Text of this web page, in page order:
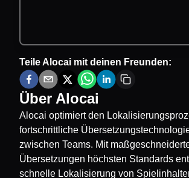
TeileAlocai mit deinen Freunden:
Über Alocai
Alocai optimiert den
fortschrittliche
zwischen Teams. Mit
Übersetzungen höchsten Standards
schnelle Lokalisierung von